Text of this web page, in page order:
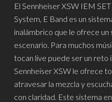
El Sennheiser XSW IEM
System, E Band es un
inalámbrico que le ofrece un
escenario. Para muchos
tocan live puede ser un reto
Sennheiser XSW le ofrece
atravesar la mezcla y
con claridad. Este sistema